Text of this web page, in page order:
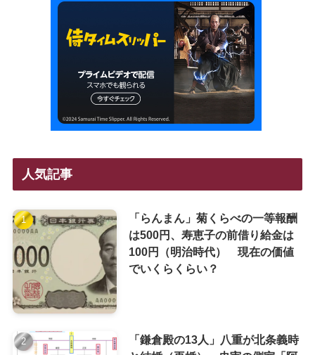
人気記事
「らんまん」菊くらべの一等報酬
は500円、寿恵子の前借り給金は
100円（明治時代） 現在の価値
でいくらくらい？
「鎌倉殿の13人」八重が北条義時